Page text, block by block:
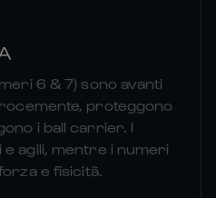
6 & 7) sono avanti
proteggono
i ball carrier. I
agili, mentre i numeri
e fisicità.